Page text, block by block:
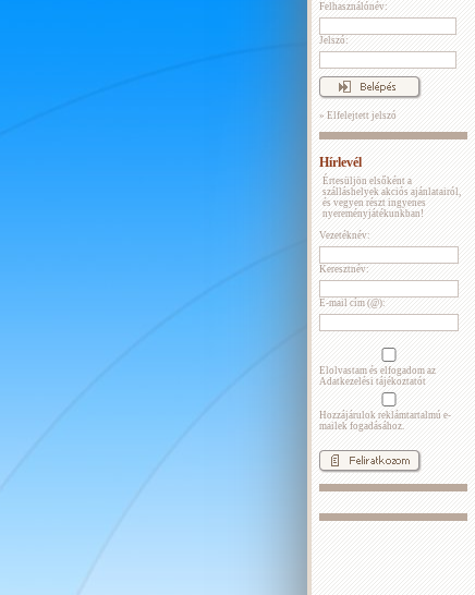
Felhasználónév:
Jelszó:
» Elfelejtett jelszó
Hírlevél
Értesüljön elsőként a
szálláshelyek akciós ajánlatairól,
és vegyen részt ingyenes
nyereményjátékunkban!
Vezetéknév:
Keresztnév:
E-mail cím (@):
Elolvastam és elfogadom az
Adatkezelési tájékoztatót
Hozzájárulok reklámtartalmú e-
mailek fogadásához.